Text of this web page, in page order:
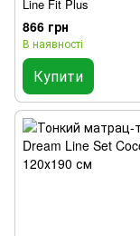
Line Fit Plus
866 грн
В наявності
Купити